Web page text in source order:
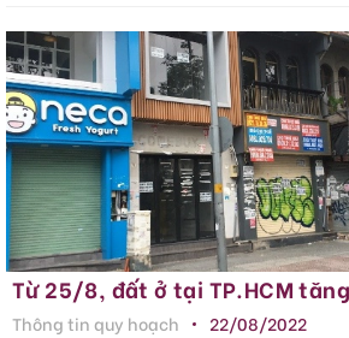
Từ 25/8, đất ở tại TP.HCM
Thông tin quy hoạch
22/08/2022